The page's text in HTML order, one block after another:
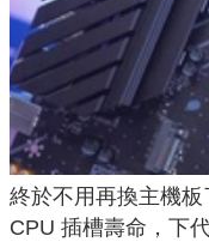
終於不用再換主機
CPU 插槽壽命，下